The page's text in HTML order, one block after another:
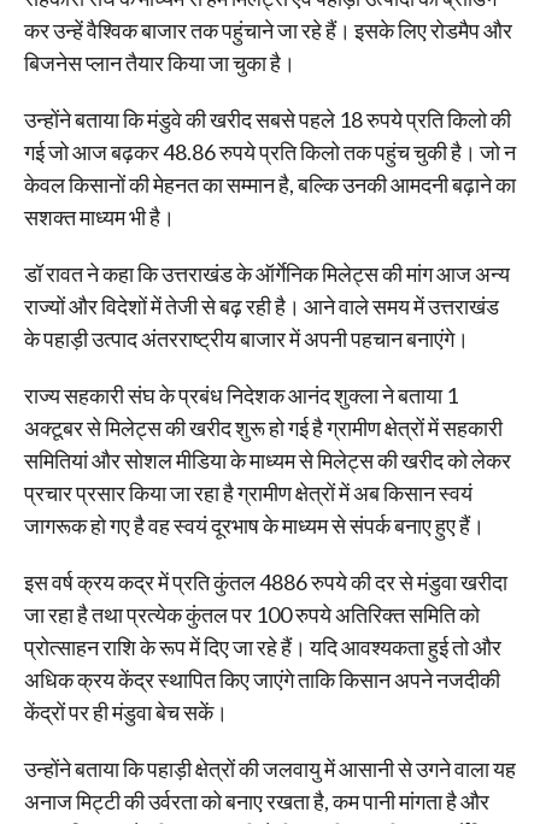
कर उन्हें वैश्विक बाजार तक पहुंचाने जा रहे हैं। इसके लिए रोडमैप और
बिजनेस प्लान तैयार किया जा चुका है।
उन्होंने बताया कि मंडुवे की खरीद सबसे पहले 18 रुपये प्रति किलो की
गई जो आज बढ़कर 48.86 रुपये प्रति किलो तक पहुंच चुकी है। जो न
केवल किसानों की मेहनत का सम्मान है, बल्कि उनकी आमदनी बढ़ाने का
सशक्त माध्यम भी है।
डॉ रावत ने कहा कि उत्तराखंड के ऑर्गेनिक मिलेट्स की मांग आज अन्य
राज्यों और विदेशों में तेजी से बढ़ रही है। आने वाले समय में उत्तराखंड
के पहाड़ी उत्पाद अंतरराष्ट्रीय बाजार में अपनी पहचान बनाएंगे।
राज्य सहकारी संघ के प्रबंध निदेशक आनंद शुक्ला ने बताया 1
अक्टूबर से मिलेट्स की खरीद शुरू हो गई है ग्रामीण क्षेत्रों में सहकारी
समितियां और सोशल मीडिया के माध्यम से मिलेट्स की खरीद को लेकर
प्रचार प्रसार किया जा रहा है ग्रामीण क्षेत्रों में अब किसान स्वयं
जागरूक हो गए है वह स्वयं दूरभाष के माध्यम से संपर्क बनाए हुए हैं।
इस वर्ष क्रय कद्र में प्रति कुंतल 4886 रुपये की दर से मंडुवा खरीदा
जा रहा है तथा प्रत्येक कुंतल पर 100 रुपये अतिरिक्त समिति को
प्रोत्साहन राशि के रूप में दिए जा रहे हैं। यदि आवश्यकता हुई तो और
अधिक क्रय केंद्र स्थापित किए जाएंगे ताकि किसान अपने नजदीकी
केंद्रों पर ही मंडुवा बेच सकें।
उन्होंने बताया कि पहाड़ी क्षेत्रों की जलवायु में आसानी से उगने वाला यह
अनाज मिट्टी की उर्वरता को बनाए रखता है, कम पानी मांगता है और